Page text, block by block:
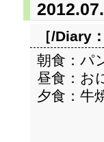
［/Diary：
朝食：パ
昼食：お
夕食：牛